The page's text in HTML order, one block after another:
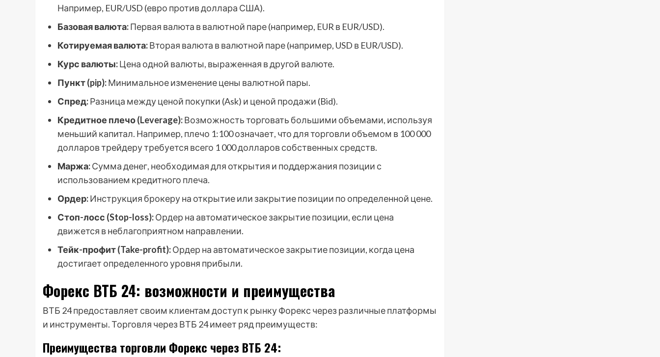
Например, EUR/USD (евро против доллара США).
Базовая валюта:Первая валюта в валютной паре (например, EUR в EUR/USD).
Котируемая валюта:Вторая валюта в валютной паре (например, USD в EUR/USD).
Курс валюты:Цена одной валюты, выраженная в другой валюте.
Пункт (pip):Минимальное изменение цены валютной пары.
Спред:Разница между ценой покупки (Ask) и ценой продажи (Bid).
Кредитное плечо (Leverage):Возможность торговать большими объемами, используя
меньший капитал. Например, плечо 1:100 означает, что для торговли объемом в 100 000
долларов трейдеру требуется всего 1 000 долларов собственных средств.
Маржа:Сумма денег, необходимая для открытия и поддержания позиции с
использованием кредитного плеча.
Ордер:Инструкция брокеру на открытие или закрытие позиции по определенной цене.
Стоп-лосс (Stop-loss):Ордер на автоматическое закрытие позиции, если цена
движется в неблагоприятном направлении.
Тейк-профит (Take-profit):Ордер на автоматическое закрытие позиции, когда цена
достигает определенного уровня прибыли.
Форекс ВТБ 24: возможности и преимущества
ВТБ 24 предоставляет своим клиентам доступ к рынку Форекс через различные платформы
и инструменты. Торговля через ВТБ 24 имеет ряд преимуществ:
Преимущества торговли Форекс через ВТБ 24: